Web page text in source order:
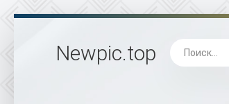
Newpic.top